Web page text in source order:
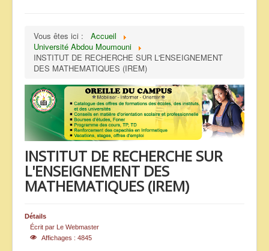
la
REPERTOIRE
QUI SOMMES NOUS ?
NOS SERVICES
FAQ
CONTACTS
TELECHARGEMENTS
ANNONCES
Vous êtes ici :
Accueil
Université Abdou Moumouni
INSTITUT DE RECHERCHE SUR L'ENSEIGNEMENT
DES MATHEMATIQUES (IREM)
INSTITUT DE RECHERCHE SUR
L'ENSEIGNEMENT DES
MATHEMATIQUES (IREM)
Détails
Écrit par Le Webmaster
Affichages : 4845